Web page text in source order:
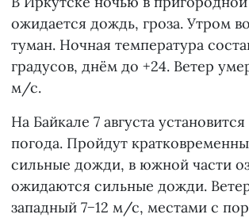
ожидается дождь, гроза. Утром
туман. Ночная температура
градусов, днём до +24. Ветер
м/с.
На Байкале 7 августа
погода. Пройдут
сильные дожди, в южной части
ожидаются сильные дожди.
западный 7−12 м/с, местами с